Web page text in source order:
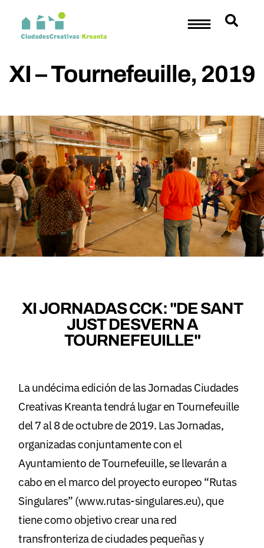
XI – Tournefeuille, 2019
XI JORNADAS CCK: "DE SANT
JUST DESVERN A
TOURNEFEUILLE"
La undécima edición de las Jornadas Ciudades
Creativas Kreanta tendrá lugar en Tournefeuille
del 7 al 8 de octubre de 2019. Las Jornadas,
organizadas conjuntamente con el
Ayuntamiento de Tournefeuille, se llevarán a
cabo en el marco del proyecto europeo “Rutas
Singulares” (www.rutas-singulares.eu), que
tiene como objetivo crear una red
transfronteriza de ciudades pequeñas y